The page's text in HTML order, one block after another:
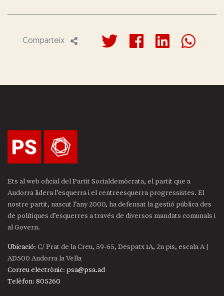
Comparteix
Ets al web oficial del Partit Socialdemòcrata, el partit que a
Andorra lidera l’esquerra i el centreesquerra progressistes. El
nostre partit, nascut l’any 2000, ha defensat la gestió pública des
de polítiques d’esquerres a través de diversos mandats comunals i
al Govern.
Ubicació: C/ Prat de la Creu, 59-65, Despatx 1A, 2n pis, escala A |
AD500 Andorra la Vella
Correu electrònic: psa@psa.ad
Telèfon: 805260